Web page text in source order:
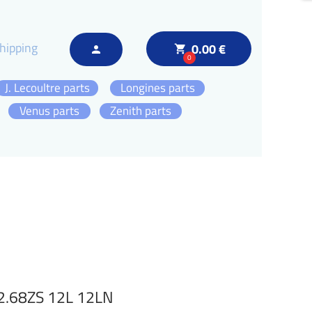
local_grocery_store
00.00 €
person
Zenith parts
Longines parts
J. Lecoultre parts
Venus parts
12L 12LN